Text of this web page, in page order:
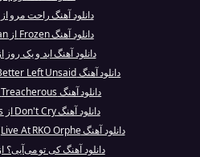
دانلود آهنگ راحت مرو
دانلود آهنگ Frozen از Wu-Tang Clan
دانلود آهنگ ابد و یک روز
دانلود آهنگ Better Left Unsaid از Ariana Grande
دانلود آهنگ Treacherous از Taylor Swift
دانلود آهنگ Don't Cry از Guns N' Roses
دانلود آهنگ Hotter Than Hell (Live At RKO Orphe...
دانلود آهنگ کی تو